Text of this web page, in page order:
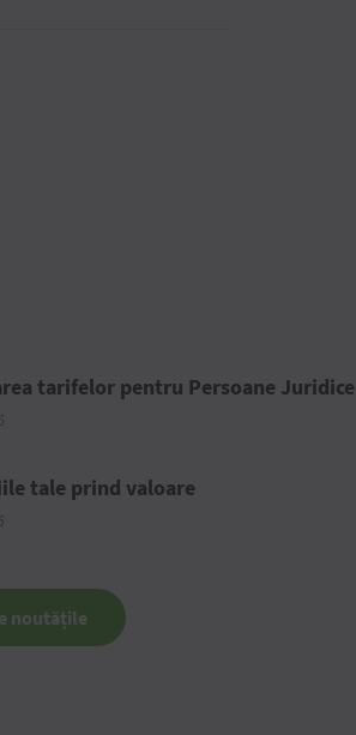
tarifelor pentru Persoane Juridice
tale prind valoare
noutățile